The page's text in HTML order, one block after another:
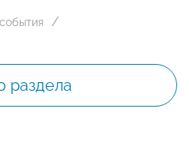
раздела